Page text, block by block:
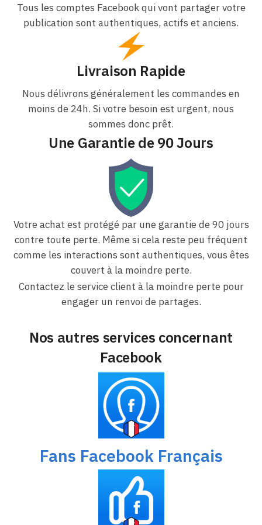
Tous les comptes Facebook qui vont partager votre
publication sont authentiques, actifs et anciens.
Livraison Rapide
Nous délivrons généralement les commandes en
moins de 24h. Si votre besoin est urgent, nous
sommes donc prêt.
Une Garantie de 90 Jours
Votre achat est protégé par une garantie de 90 jours
contre toute perte. Même si cela reste peu fréquent
comme les interactions sont authentiques, vous êtes
couvert à la moindre perte.
Contactez le service client à la moindre perte pour
engager un renvoi de partages.
Nos autres services concernant
Facebook
Fans Facebook Français